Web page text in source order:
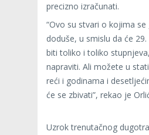
precizno izračunati.
“Ovo su stvari o kojima
doduše, u smislu da će
biti toliko i toliko
napraviti. Ali možete u
reći i godinama i
će se zbivati”, rekao je
Uzrok trenutačnog